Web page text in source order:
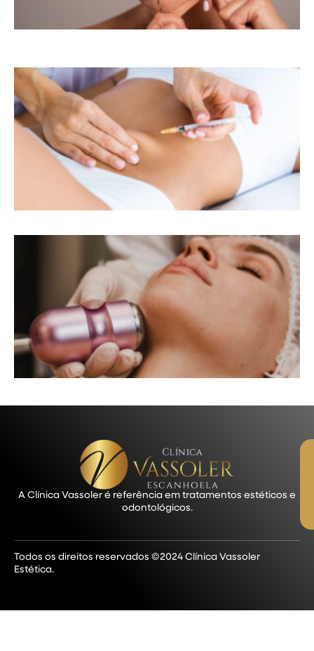
A Clínica Vassoler é referência em tratamentos estéticos e
odontológicos.
Todos os direitos reservados ©2024 Clínica Vassoler
Estética.